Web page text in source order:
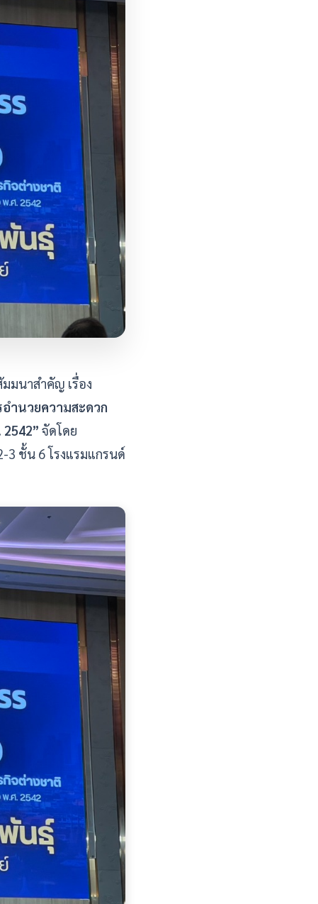
มนาสำคัญ เรื่อง
ำนวยความสะดวก
จัดโดย
3 ชั้น 6 โรงแรมแกรนด์